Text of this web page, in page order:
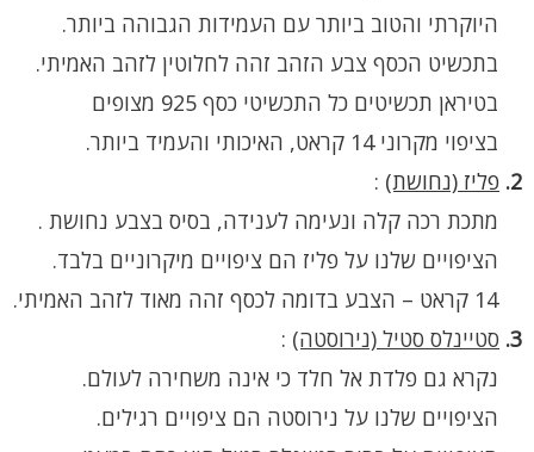
היוקרתי והטוב ביותר עם העמידות הגבוהה ביותר.
בתכשיט הכסף צבע הזהב זהה לחלוטין לזהב האמיתי.
בטיראן תכשיטים כל התכשיטי כסף 925 מצופים
בציפוי מקרוני 14 קראט, האיכותי והעמיד ביותר.
2. פליז (נחושת) :
מתכת רכה קלה ונעימה לענידה, בסיס בצבע נחושת .
הציפויים שלנו על פליז הם ציפויים מיקרוניים בלבד.
14 קראט – הצבע בדומה לכסף זהה מאוד לזהב האמיתי.
3. סטיינלס סטיל (נירוסטה) :
נקרא גם פלדת אל חלד כי אינה משחירה לעולם.
הציפויים שלנו על נירוסטה הם ציפויים רגילים.